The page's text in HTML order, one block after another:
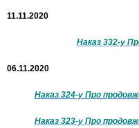
11.11.2020
Наказ 332-у
06.11.2020
Наказ 324-у Про
Наказ 323-у Про